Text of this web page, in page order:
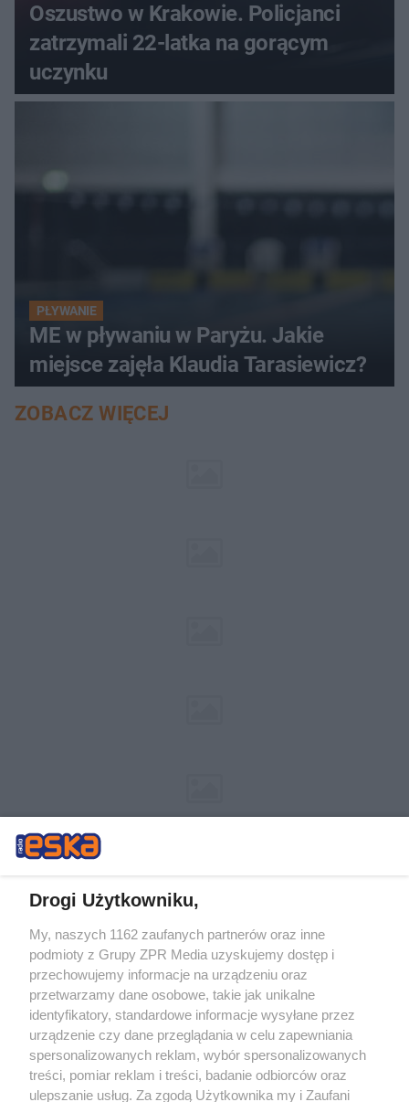
Oszustwo w Krakowie. Policjanci
zatrzymali 22-latka na gorącym
uczynku
PŁYWANIE
ME w pływaniu w Paryżu. Jakie
miejsce zajęła Klaudia Tarasiewicz?
ZOBACZ WIĘCEJ
Żaden utwór zamieszczony w serwisie nie może być powielany i
rozpowszechniany lub dalej rozpowszechniany w jakikolwiek sposób (w
tym także elektroniczny lub mechaniczny) na jakimkolwiek polu
eksploatacji w jakiejkolwiek formie, włącznie z umieszczaniem w
Internecie bez pisemnej zgody właściciela praw. Jakiekolwiek użycie lub
wykorzystanie utworów w całości lub w części z naruszeniem prawa,
tzn. bez właściwej zgody, jest zabronione pod groźbą kary i może być
ścigane prawnie.
Drogi Użytkowniku,
My, naszych 1162 zaufanych partnerów oraz inne
podmioty z Grupy ZPR Media uzyskujemy dostęp i
przechowujemy informacje na urządzeniu oraz
przetwarzamy dane osobowe, takie jak unikalne
identyfikatory, standardowe informacje wysyłane przez
urządzenie czy dane przeglądania w celu zapewniania
spersonalizowanych reklam, wybór spersonalizowanych
treści, pomiar reklam i treści, badanie odbiorców oraz
ulepszanie usług. Za zgodą Użytkownika my i Zaufani